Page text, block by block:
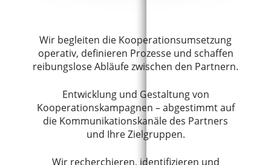
Wir begleiten die Kooperationsumsetzung
operativ, definieren Prozesse und schaffen
reibungslose Abläufe zwischen den Partnern.
Entwicklung und Gestaltung von
Kooperationskampagnen – abgestimmt auf
die Kommunikationskanäle des Partners
und Ihre Zielgruppen.
Wir recherchieren, identifizieren und